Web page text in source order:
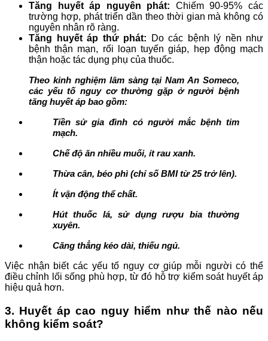
Tăng huyết áp nguyên phát: Chiếm 90-95% các
trường hợp, phát triển dần theo thời gian mà không có
nguyên nhân rõ ràng.
Tăng huyết áp thứ phát: Do các bệnh lý nền như
bệnh thận mạn, rối loạn tuyến giáp, hẹp động mạch
thận hoặc tác dụng phụ của thuốc.
Theo kinh nghiệm lâm sàng tại Nam An Someco,
các yếu tố nguy cơ thường gặp ở người bệnh
tăng huyết áp bao gồm:
Tiền sử gia đình có người mắc bệnh tim
mạch.
Chế độ ăn nhiều muối, ít rau xanh.
Thừa cân, béo phì (chỉ số BMI từ 25 trở lên).
Ít vận động thể chất.
Hút thuốc lá, sử dụng rượu bia thường
xuyên.
Căng thẳng kéo dài, thiếu ngủ.
Việc nhận biết các yếu tố nguy cơ giúp mỗi người có thể
điều chỉnh lối sống phù hợp, từ đó hỗ trợ kiểm soát huyết áp
hiệu quả hơn.
3. Huyết áp cao nguy hiểm như thế nào nếu
không kiểm soát?